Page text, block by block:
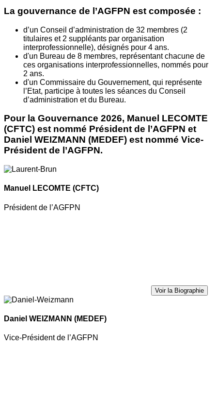
La gouvernance de l’AGFPN est composée :
d’un Conseil d’administration de 32 membres (2
titulaires et 2 suppléants par organisation
interprofessionnelle), désignés pour 4 ans.
d'un Bureau de 8 membres, représentant chacune de
ces organisations interprofessionnelles, nommés pour
2 ans.
d'un Commissaire du Gouvernement, qui représente
l’Etat, participe à toutes les séances du Conseil
d’administration et du Bureau.
Pour la Gouvernance 2026, Manuel LECOMTE
(CFTC) est nommé Président de l’AGFPN et
Daniel WEIZMANN (MEDEF) est nommé Vice-
Président de l’AGFPN.
Manuel LECOMTE (CFTC)
Président de l’AGFPN
Voir la Biographie
Daniel WEIZMANN (MEDEF)
Vice-Président de l’AGFPN